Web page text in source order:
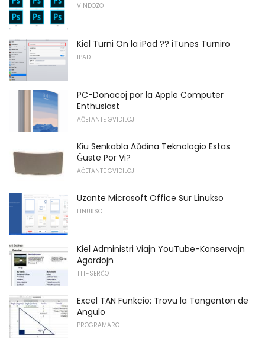
VINDOZO
Kiel Turni On la iPad ?? iTunes Turniro
IPAD
PC-Donacoj por la Apple Computer
Enthusiast
AĈETANTE GVIDILOJ
Kiu Senkabla Aŭdina Teknologio Estas
Ĝuste Por Vi?
AĈETANTE GVIDILOJ
Uzante Microsoft Office Sur Linukso
LINUKSO
Kiel Administri Viajn YouTube-Konservajn
Agordojn
TTT-SERĈO
Excel TAN Funkcio: Trovu la Tangenton de
Angulo
PROGRAMARO